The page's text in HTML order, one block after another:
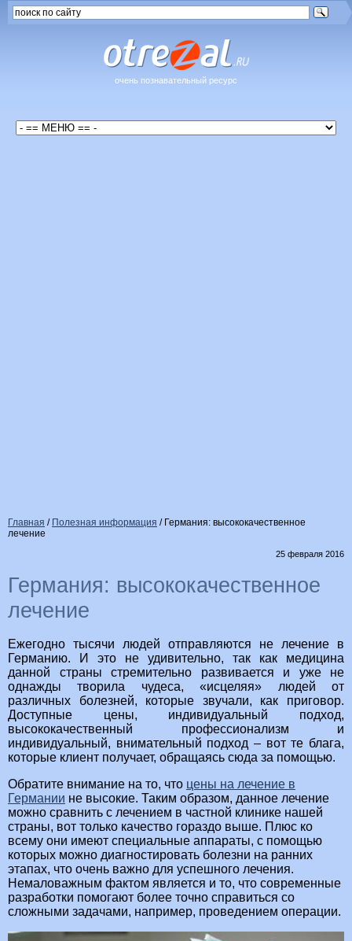
очень познавательный ресурс
Главная / Полезная информация / Германия: высококачественное
лечение
25 февраля 2016
Германия: высококачественное
лечение
Ежегодно тысячи людей отправляются не лечение в
Германию. И это не удивительно, так как медицина
данной страны стремительно развивается и уже не
однажды творила чудеса, «исцеляя» людей от
различных болезней, которые звучали, как приговор.
Доступные цены, индивидуальный подход,
высококачественный профессионализм и
индивидуальный, внимательный подход – вот те блага,
которые клиент получает, обращаясь сюда за помощью.
Обратите внимание на то, что цены на лечение в
Германии не высокие. Таким образом, данное лечение
можно сравнить с лечением в частной клинике нашей
страны, вот только качество гораздо выше. Плюс ко
всему они имеют специальные аппараты, с помощью
которых можно диагностировать болезни на ранних
этапах, что очень важно для успешного лечения.
Немаловажным фактом является и то, что современные
разработки помогают более точно справиться со
сложными задачами, например, проведением операции.